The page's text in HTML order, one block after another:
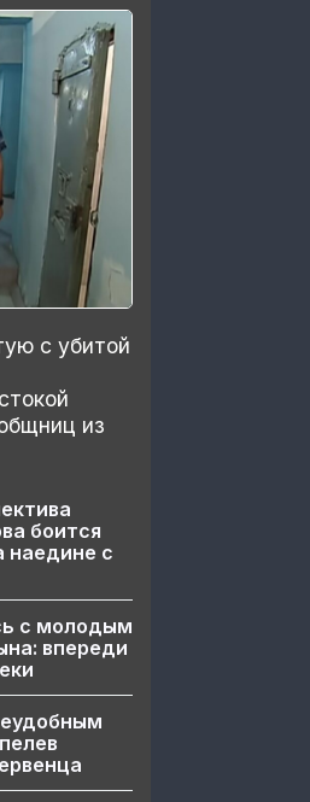
с убитой
из
боится
наедине с
с молодым
впереди